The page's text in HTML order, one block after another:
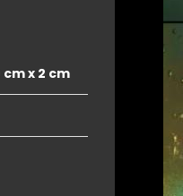
cm x 2 cm